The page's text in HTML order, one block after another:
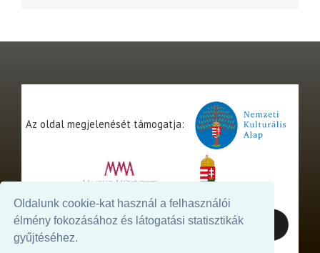
Oldalunk cookie-kat használ a felhasználói
élmény fokozásához és látogatási statisztikák
gyűjtéséhez.
Az oldal megjelenését támogatja: